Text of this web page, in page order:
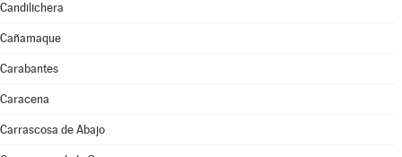
Candilichera
Cañamaque
Carabantes
Caracena
Carrascosa de Abajo